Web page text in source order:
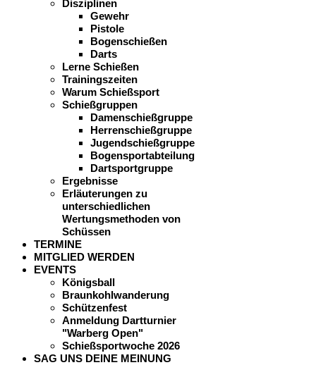
Disziplinen
Gewehr
Pistole
Bogenschießen
Darts
Lerne Schießen
Trainingszeiten
Warum Schießsport
Schießgruppen
Damenschießgruppe
Herrenschießgruppe
Jugendschießgruppe
Bogensportabteilung
Dartsportgruppe
Ergebnisse
Erläuterungen zu
unterschiedlichen
Wertungsmethoden von
Schüssen
TERMINE
MITGLIED WERDEN
EVENTS
Königsball
Braunkohlwanderung
Schützenfest
Anmeldung Dartturnier
"Warberg Open"
Schießsportwoche 2026
SAG UNS DEINE MEINUNG